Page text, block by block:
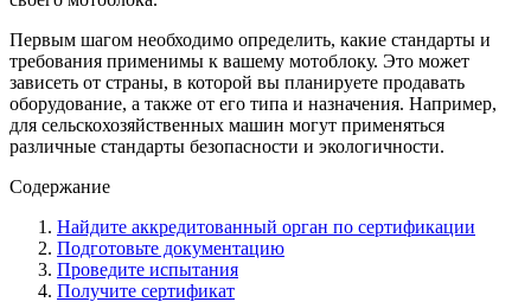
Первым шагом необходимо определить, какие стандарты и
требования применимы к вашему мотоблоку. Это может
зависеть от страны, в которой вы планируете продавать
оборудование, а также от его типа и назначения. Например,
для сельскохозяйственных машин могут применяться
различные стандарты безопасности и экологичности.
Содержание
Найдите аккредитованный орган по сертификации
Подготовьте документацию
Проведите испытания
Получите сертификат